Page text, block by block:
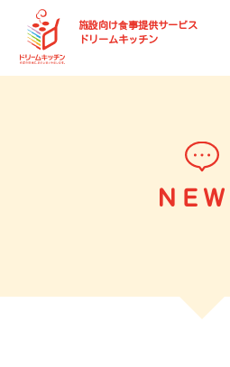
施設向け⾷事提供サービス
ドリームキッチン
ＮＥＷ